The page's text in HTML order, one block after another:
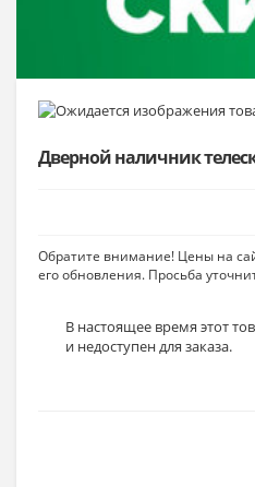
Дверной наличник
Обратите внимание! Цены на
его обновления. Просьба
В настоящее время этот
и недоступен для заказа.